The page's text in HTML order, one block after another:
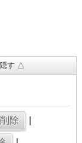
す △